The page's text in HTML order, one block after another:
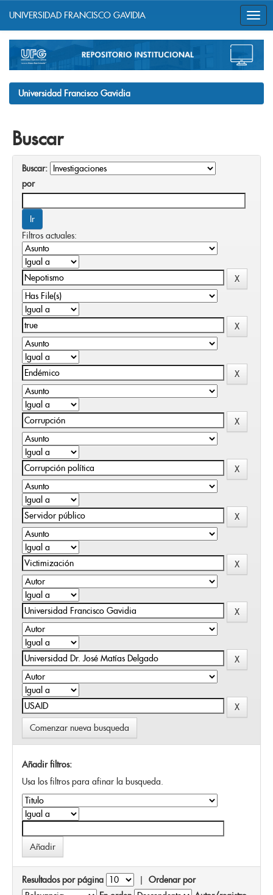
navigation
UNIVERSIDAD FRANCISCO GAVIDIA
Universidad Francisco Gavidia
Buscar
Buscar:
por
Filtros actuales:
Comenzar nueva busqueda
Añadir filtros:
Usa los filtros para afinar la busqueda.
Resultados por página | Ordenar por